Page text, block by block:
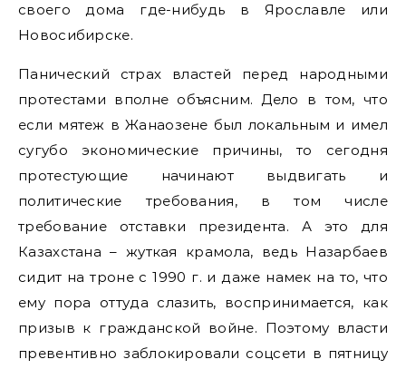
своего дома где-нибудь в Ярославле или
Новосибирске.
Панический страх властей перед народными
протестами вполне объясним. Дело в том, что
если мятеж в Жанаозене был локальным и имел
сугубо экономические причины, то сегодня
протестующие начинают выдвигать и
политические требования, в том числе
требование отставки президента. А это для
Казахстана – жуткая крамола, ведь Назарбаев
сидит на троне с 1990 г. и даже намек на то, что
ему пора оттуда слазить, воспринимается, как
призыв к гражданской войне. Поэтому власти
превентивно заблокировали соцсети в пятницу